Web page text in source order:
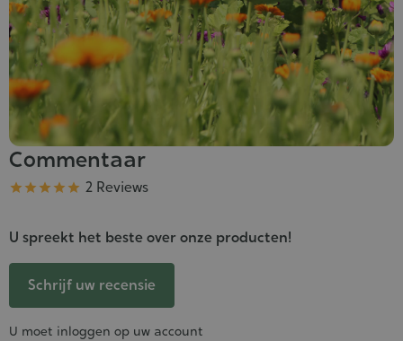
Commentaar
Kwaliteit
     2 Reviews
U spreekt het beste over onze producten!
Schrijf uw recensie
U moet inloggen op uw account